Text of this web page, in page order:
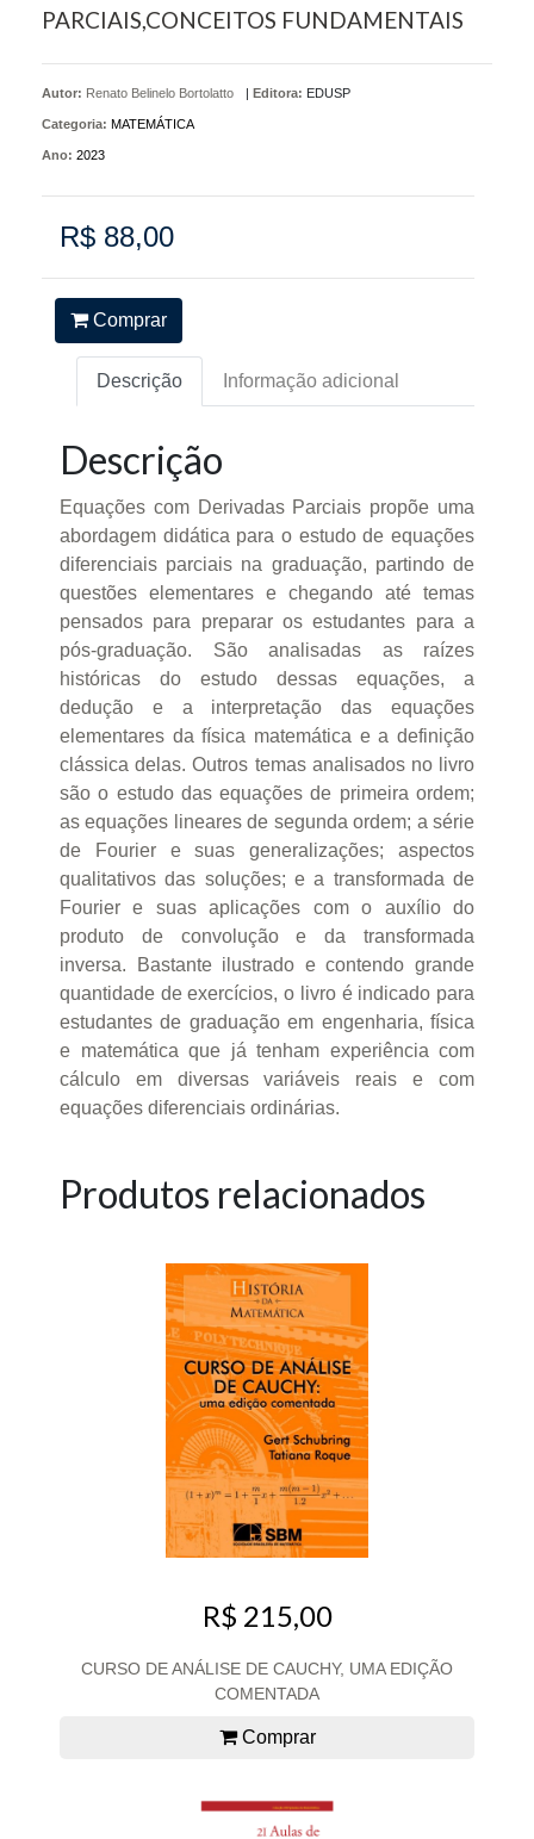
PARCIAIS,CONCEITOS FUNDAMENTAIS
Autor: Renato Belinelo Bortolatto | Editora: EDUSP
Categoria: MATEMÁTICA
Ano: 2023
R$ 88,00
Comprar
Descrição Informação adicional
Descrição
Equações com Derivadas Parciais propõe uma
abordagem didática para o estudo de equações
diferenciais parciais na graduação, partindo de
questões elementares e chegando até temas
pensados para preparar os estudantes para a
pós-graduação. São analisadas as raízes
históricas do estudo dessas equações, a
dedução e a interpretação das equações
elementares da física matemática e a definição
clássica delas. Outros temas analisados no livro
são o estudo das equações de primeira ordem;
as equações lineares de segunda ordem; a série
de Fourier e suas generalizações; aspectos
qualitativos das soluções; e a transformada de
Fourier e suas aplicações com o auxílio do
produto de convolução e da transformada
inversa. Bastante ilustrado e contendo grande
quantidade de exercícios, o livro é indicado para
estudantes de graduação em engenharia, física
e matemática que já tenham experiência com
cálculo em diversas variáveis reais e com
equações diferenciais ordinárias.
Produtos relacionados
R$ 215,00
CURSO DE ANÁLISE DE CAUCHY, UMA EDIÇÃO
COMENTADA
Comprar